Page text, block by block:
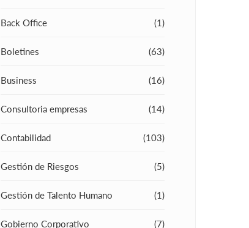
Back Office (1)
Boletines (63)
Business (16)
Consultoria empresas (14)
Contabilidad (103)
Gestión de Riesgos (5)
Gestión de Talento Humano (1)
Gobierno Corporativo (7)